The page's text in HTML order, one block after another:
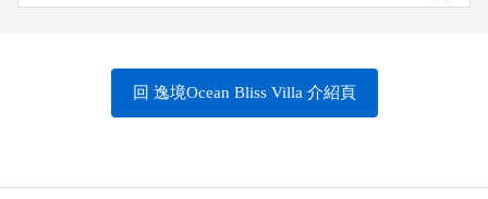
回 逸境Ocean Bliss Villa 介紹頁